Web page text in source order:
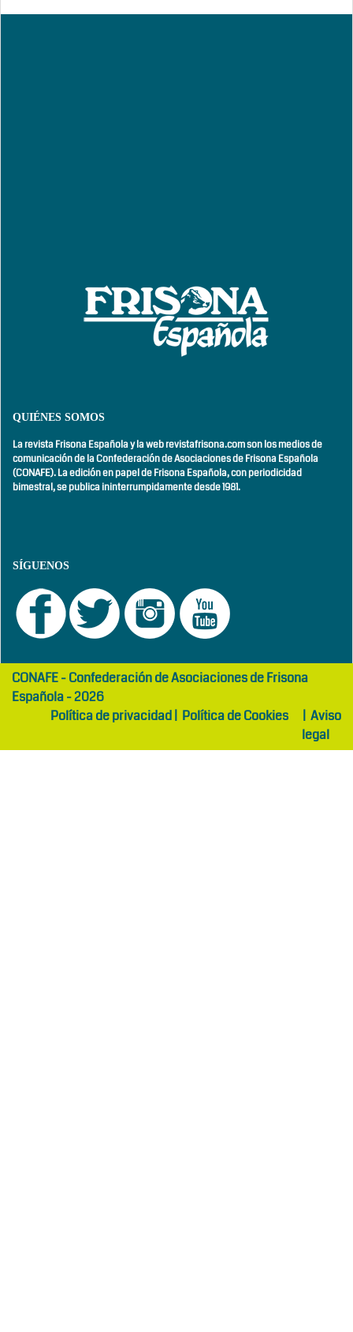
QUIÉNES SOMOS
La revista Frisona Española y la web revistafrisona.com son los medios de
comunicación de la Confederación de Asociaciones de Frisona Española
(CONAFE). La edición en papel de Frisona Española, conperiodicidad
bimestral,se publica ininterrumpidamente desde 1981.
SÍGUENOS
girls
abaya
maltepe
otelCONAFE - Confederación de Asociaciones de Frisona
Española - 2026
Política de privacidad| Política de Cookies | Aviso
legal